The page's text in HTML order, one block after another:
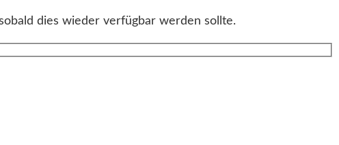
dies wieder verfügbar werden sollte.